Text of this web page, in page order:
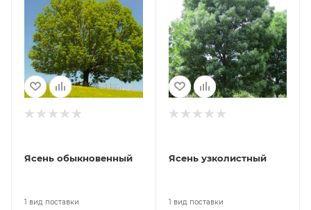
Ясень обыкновенный
1 вид поставки
Ясень узколистный
1 вид поставки